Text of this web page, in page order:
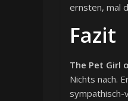
ernsten, mal
Fazit
The Pet Girl
Nichts nach.
sympathisch-